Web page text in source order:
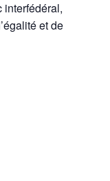
interfédéral,
et de